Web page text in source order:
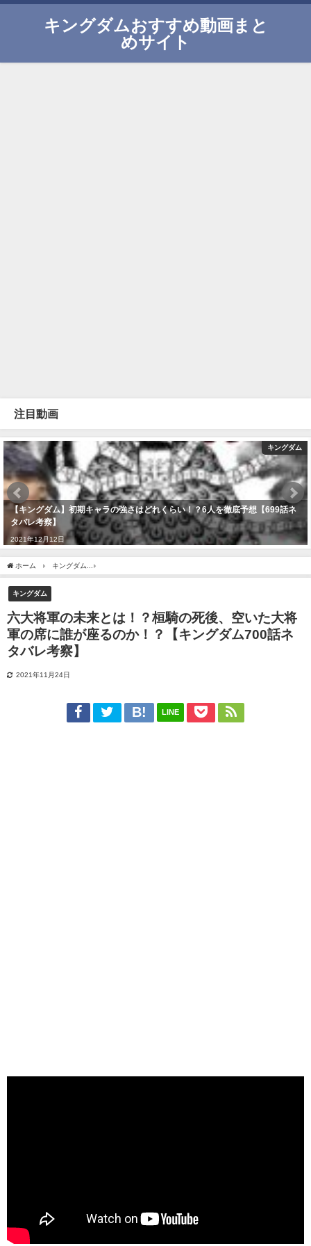
キングダムおすすめ動画まと
めサイト
注目動画
キングダム
【キングダム】初期キャラの強さはどれくらい！？6人を徹底予想【699話ネ
タバレ考察】
2021年12月12日
ホーム キングダム
キングダム
六大将軍の未来とは！？桓騎の死後、空いた大将
軍の席に誰が座るのか！？【キングダム700話ネ
タバレ考察】
2021年11月24日
LINE